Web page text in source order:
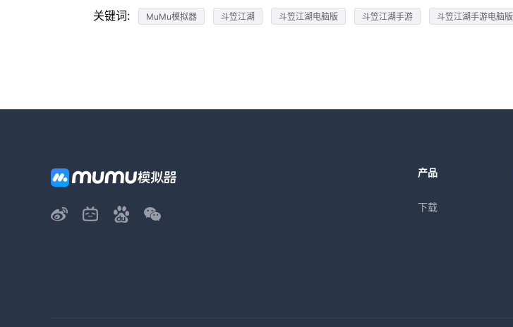
关键词: MuMu模拟器 斗笠江湖 斗笠江湖电脑版 斗笠江湖手游 斗笠江湖手游电脑版
产品
下载